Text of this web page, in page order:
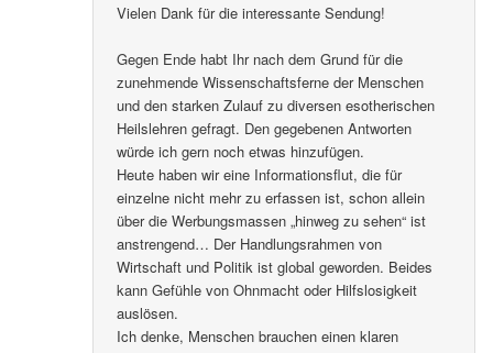
Vielen Dank für die interessante Sendung!
Gegen Ende habt Ihr nach dem Grund für die
zunehmende Wissenschaftsferne der Menschen
und den starken Zulauf zu diversen esotherischen
Heilslehren gefragt. Den gegebenen Antworten
würde ich gern noch etwas hinzufügen.
Heute haben wir eine Informationsflut, die für
einzelne nicht mehr zu erfassen ist, schon allein
über die Werbungsmassen „hinweg zu sehen“ ist
anstrengend… Der Handlungsrahmen von
Wirtschaft und Politik ist global geworden. Beides
kann Gefühle von Ohnmacht oder Hilfslosigkeit
auslösen.
Ich denke, Menschen brauchen einen klaren